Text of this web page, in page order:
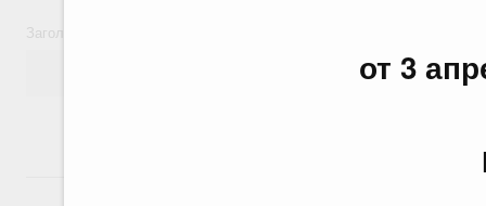
от 3
Заголовок или текст документа